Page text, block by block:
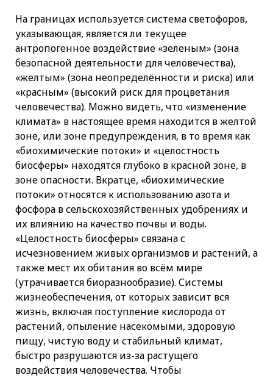
На границах используется система светофоров,
указывающая, является ли текущее
антропогенное воздействие «зеленым» (зона
безопасной деятельности для человечества),
«желтым» (зона неопределённости и риска) или
«красным» (высокий риск для процветания
человечества). Можно видеть, что «изменение
климата» в настоящее время находится в желтой
зоне, или зоне предупреждения, в то время как
«биохимические потоки» и «целостность
биосферы» находятся глубоко в красной зоне, в
зоне опасности. Вкратце, «биохимические
потоки» относятся к использованию азота и
фосфора в сельскохозяйственных удобрениях и
их влиянию на качество почвы и воды.
«Целостность биосферы» связана с
исчезновением живых организмов и растений, а
также мест их обитания во всём мире
(утрачивается биоразнообразие). Системы
жизнеобеспечения, от которых зависит вся
жизнь, включая поступление кислорода от
растений, опыление насекомыми, здоровую
пищу, чистую воду и стабильный климат,
быстро разрушаются из-за растущего
воздействия человечества. Чтобы